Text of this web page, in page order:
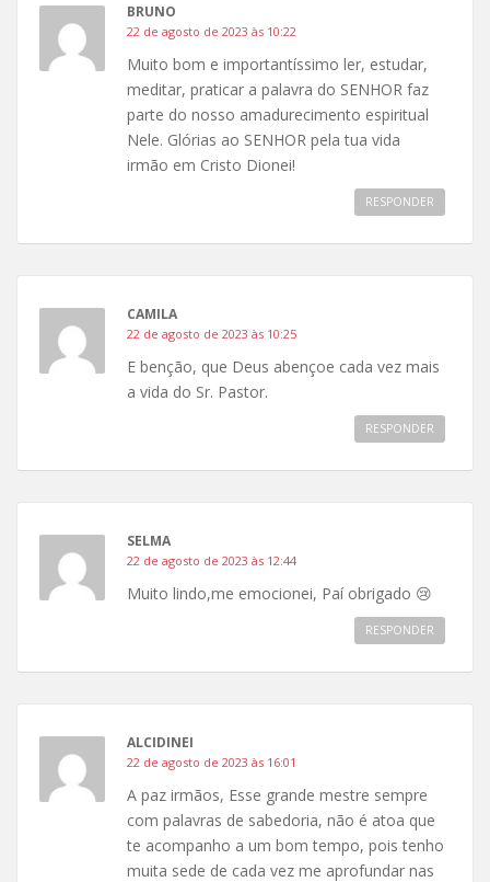
BRUNO
22 de agosto de 2023 às 10:22
Muito bom e importantíssimo ler, estudar,
meditar, praticar a palavra do SENHOR faz
parte do nosso amadurecimento espiritual
Nele. Glórias ao SENHOR pela tua vida
irmão em Cristo Dionei!
RESPONDER
CAMILA
22 de agosto de 2023 às 10:25
E benção, que Deus abençoe cada vez mais
a vida do Sr. Pastor.
RESPONDER
SELMA
22 de agosto de 2023 às 12:44
Muito lindo,me emocionei, Paí obrigado 😢
RESPONDER
ALCIDINEI
22 de agosto de 2023 às 16:01
A paz irmãos, Esse grande mestre sempre
com palavras de sabedoria, não é atoa que
te acompanho a um bom tempo, pois tenho
muita sede de cada vez me aprofundar nas